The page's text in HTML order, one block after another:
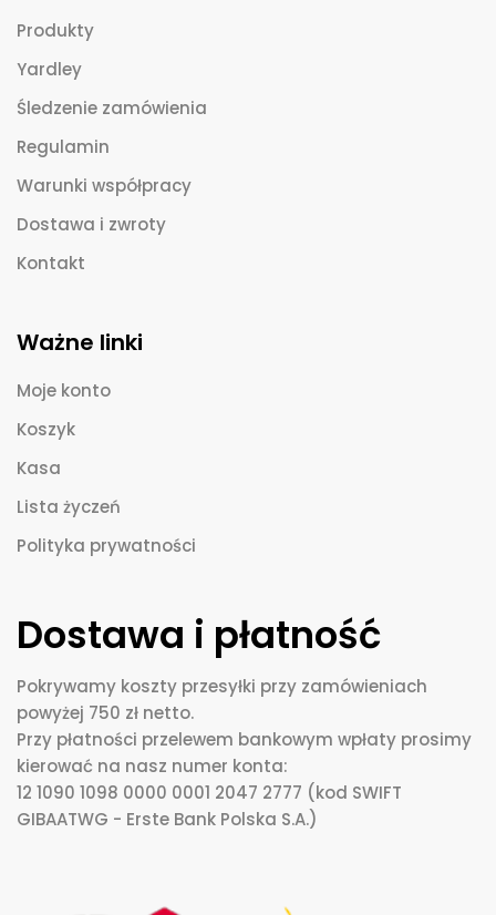
Produkty
Yardley
Śledzenie zamówienia
Regulamin
Warunki współpracy
Dostawa i zwroty
Kontakt
Ważne linki
Moje konto
Koszyk
Kasa
Lista życzeń
Polityka prywatności
Dostawa i płatność
Pokrywamy koszty przesyłki przy zamówieniach
powyżej 750 zł netto.
Przy płatności przelewem bankowym wpłaty prosimy
kierować na nasz numer konta:
12 1090 1098 0000 0001 2047 2777 (kod SWIFT
GIBAATWG - Erste Bank Polska S.A.)